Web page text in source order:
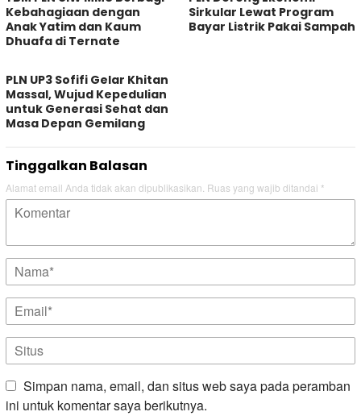
Kebahagiaan dengan
Anak Yatim dan Kaum
Dhuafa di Ternate
Sirkular Lewat Program
Bayar Listrik Pakai Sampah
PLN UP3 Sofifi Gelar Khitan
Massal, Wujud Kepedulian
untuk Generasi Sehat dan
Masa Depan Gemilang
Tinggalkan Balasan
Alamat email Anda tidak akan dipublikasikan. Ruas yang wajib ditandai *
Simpan nama, email, dan situs web saya pada peramban
ini untuk komentar saya berikutnya.